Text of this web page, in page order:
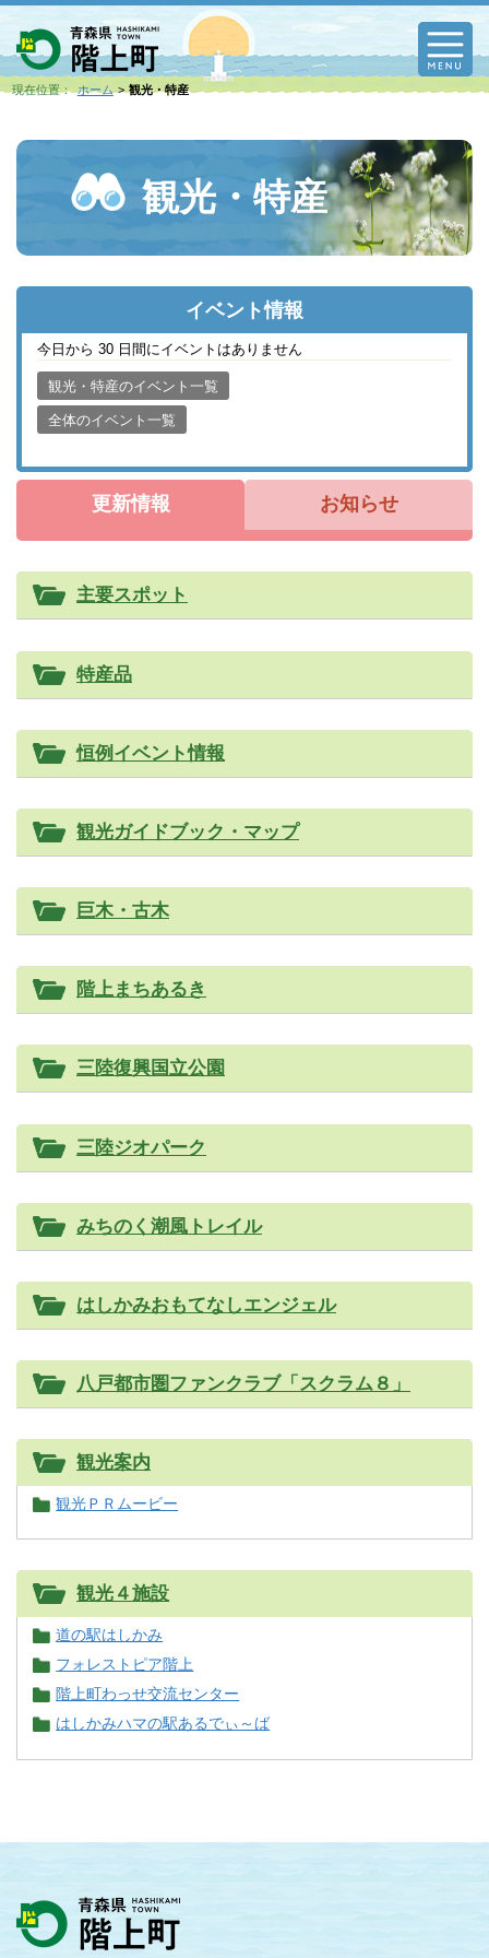
現在位置： ホーム 観光・特産
観光・特産
イベント情報
今日から 30 日間にイベントはありません
観光・特産のイベント一覧
全体のイベント一覧
更新情報 お知らせ
主要スポット
特産品
恒例イベント情報
観光ガイドブック・マップ
巨木・古木
階上まちあるき
三陸復興国立公園
三陸ジオパーク
みちのく潮風トレイル
はしかみおもてなしエンジェル
八戸都市圏ファンクラブ「スクラム８」
観光案内
観光ＰＲムービー
観光４施設
道の駅はしかみ
フォレストピア階上
階上町わっせ交流センター
はしかみハマの駅あるでぃ～ば